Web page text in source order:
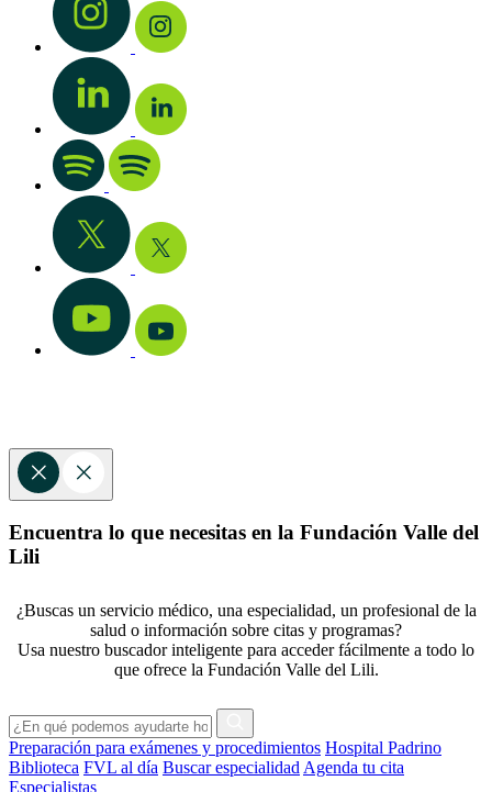
Encuentra lo que necesitas en la Fundación Valle del
Lili
¿Buscas un servicio médico, una especialidad, un profesional de la
salud o información sobre citas y programas?
Usa nuestro buscador inteligente para acceder fácilmente a todo lo
que ofrece la Fundación Valle del Lili.
Preparación para exámenes y procedimientos Hospital Padrino
Biblioteca FVL al día Buscar especialidad Agenda tu cita
Especialistas